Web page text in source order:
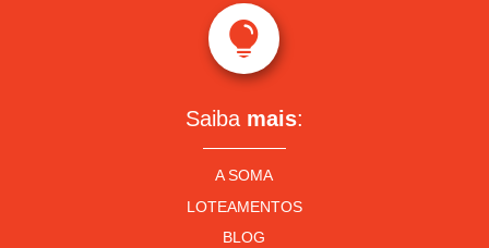

Saiba mais:
A SOMA
LOTEAMENTOS
BLOG